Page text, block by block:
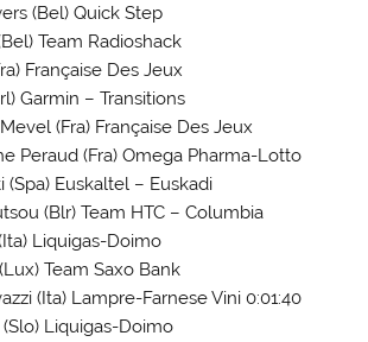
(Bel) Quick Step
Team Radioshack
Française Des Jeux
Garmin – Transitions
(Fra) Française Des Jeux
Peraud (Fra) Omega Pharma-Lotto
(Spa) Euskaltel – Euskadi
(Blr) Team HTC – Columbia
Liquigas-Doimo
Team Saxo Bank
(Ita) Lampre-Farnese Vini 0:01:40
Liquigas-Doimo